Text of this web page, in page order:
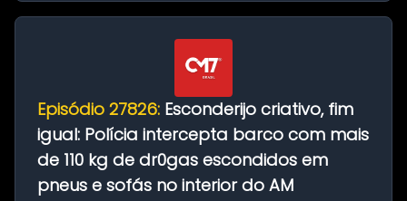
Episódio 27826: Esconderijo criativo, fim
igual: Polícia intercepta barco com mais
de 110 kg de dr0gas escondidos em
pneus e sofás no interior do AM